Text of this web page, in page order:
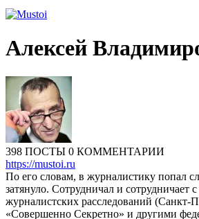
Алексей
398 ПОСТЫ 0 КОММЕНТАРИИ
https://mustoi.ru
По его словам, в журналистику попал
затянуло. Сотрудничал и сотрудничает
журналистских расследований (Санкт-
«Совершенно Секретно» и другими